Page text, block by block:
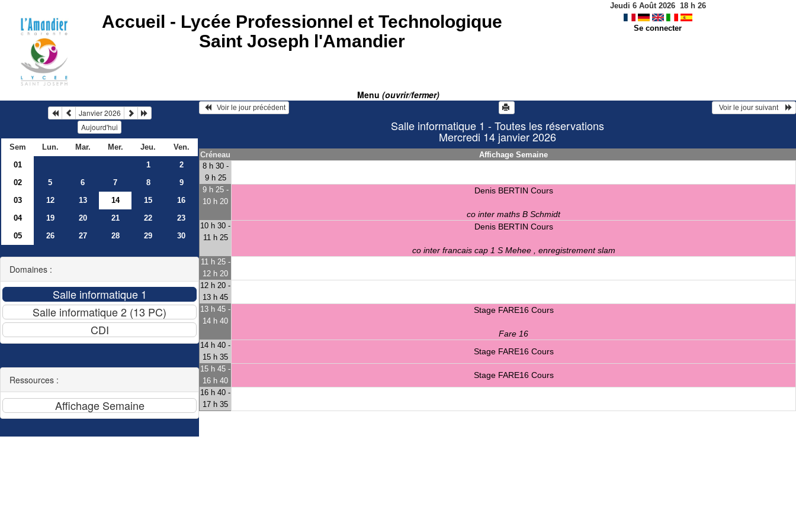
Accueil - Lycée Professionnel et Technologique
Saint Joseph l'Amandier
Jeudi 6 Août 2026 18h 26
Se connecter
Menu (ouvrir/fermer)
Janvier 2026
Aujourd'hui
Sem Lun. Mar. Mer. Jeu.
Ven.
01
1
2
02
5 6 7 8
9
03
12 13 14 15
16
04
19 20 21 22
23
05
26 27 28 29 30
Domaines :
Ressources :
   Voir le jour précédent
  Voir le jour suivant
Salle informatique 1 - Toutes les réservations
Mercredi 14 janvier 2026
Créneau
Affichage Semaine
8 h 30 -
9 h 25
9 h 25 -
10 h 20
Denis BERTIN Cours
co inter maths B Schmidt
10 h 30 -
11 h 25
Denis BERTIN Cours
co inter francais cap 1 S Mehee , enregistrement slam
11 h 25 -
12 h 20
12 h 20 -
13 h 45
13 h 45 -
14 h 40
Stage FARE16 Cours
Fare 16
14 h 40 -
15 h 35
Stage FARE16 Cours
15 h 45 -
16 h 40
Stage FARE16 Cours
16 h 40 -
17 h 35